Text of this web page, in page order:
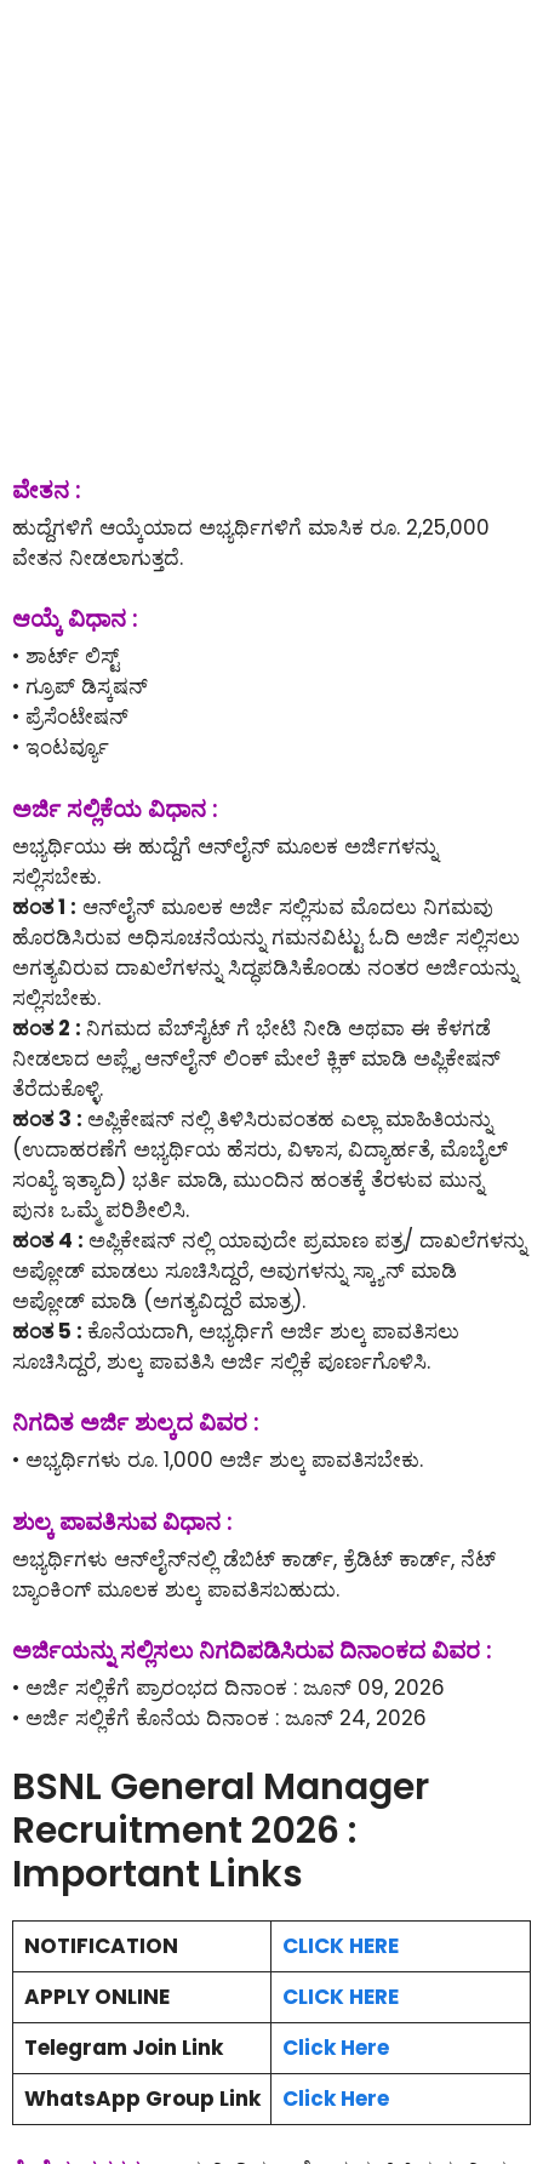
ವೇತನ :
ಹುದ್ದೆಗಳಿಗೆ ಆಯ್ಕೆಯಾದ ಅಭ್ಯರ್ಥಿಗಳಿಗೆ ಮಾಸಿಕ ರೂ. 2,25,000
ವೇತನ ನೀಡಲಾಗುತ್ತದೆ.
ಆಯ್ಕೆ ವಿಧಾನ :
• ಶಾರ್ಟ್ ಲಿಸ್ಟ್
• ಗ್ರೂಪ್ ಡಿಸ್ಕಷನ್
• ಪ್ರೆಸೆಂಟೇಷನ್
• ಇಂಟರ್ವ್ಯೂ
ಅರ್ಜಿ ಸಲ್ಲಿಕೆಯ ವಿಧಾನ :
ಅಭ್ಯರ್ಥಿಯು ಈ ಹುದ್ದೆಗೆ ಆನ್‌ಲೈನ್‌ ಮೂಲಕ ಅರ್ಜಿಗಳನ್ನು
ಸಲ್ಲಿಸಬೇಕು.
ಹಂತ 1 : ಆನ್‌ಲೈನ್‌ ಮೂಲಕ ಅರ್ಜಿ ಸಲ್ಲಿಸುವ ಮೊದಲು ನಿಗಮವು
ಹೊರಡಿಸಿರುವ ಅಧಿಸೂಚನೆಯನ್ನು ಗಮನವಿಟ್ಟು ಓದಿ ಅರ್ಜಿ ಸಲ್ಲಿಸಲು
ಅಗತ್ಯವಿರುವ ದಾಖಲೆಗಳನ್ನು ಸಿದ್ಧಪಡಿಸಿಕೊಂಡು ನಂತರ ಅರ್ಜಿಯನ್ನು
ಸಲ್ಲಿಸಬೇಕು.
ಹಂತ 2 : ನಿಗಮದ ವೆಬ್‌ಸೈಟ್ ಗೆ ಭೇಟಿ ನೀಡಿ ಅಥವಾ ಈ ಕೆಳಗಡೆ
ನೀಡಲಾದ ಅಪ್ಲೈ ಆನ್‌ಲೈನ್‌ ಲಿಂಕ್ ಮೇಲೆ ಕ್ಲಿಕ್ ಮಾಡಿ ಅಪ್ಲಿಕೇಷನ್
ತೆರೆದುಕೊಳ್ಳಿ.
ಹಂತ 3 : ಅಪ್ಲಿಕೇಷನ್ ನಲ್ಲಿ ತಿಳಿಸಿರುವಂತಹ ಎಲ್ಲಾ ಮಾಹಿತಿಯನ್ನು
(ಉದಾಹರಣೆಗೆ ಅಭ್ಯರ್ಥಿಯ ಹೆಸರು, ವಿಳಾಸ, ವಿದ್ಯಾರ್ಹತೆ, ಮೊಬೈಲ್
ಸಂಖ್ಯೆ ಇತ್ಯಾದಿ) ಭರ್ತಿ ಮಾಡಿ, ಮುಂದಿನ ಹಂತಕ್ಕೆ ತೆರಳುವ ಮುನ್ನ
ಪುನಃ ಒಮ್ಮೆ ಪರಿಶೀಲಿಸಿ.
ಹಂತ 4 : ಅಪ್ಲಿಕೇಷನ್ ನಲ್ಲಿ ಯಾವುದೇ ಪ್ರಮಾಣ ಪತ್ರ/ ದಾಖಲೆಗಳನ್ನು
ಅಪ್ಲೋಡ್ ಮಾಡಲು ಸೂಚಿಸಿದ್ದರೆ, ಅವುಗಳನ್ನು ಸ್ಕ್ಯಾನ್ ಮಾಡಿ
ಅಪ್ಲೋಡ್ ಮಾಡಿ (ಅಗತ್ಯವಿದ್ದರೆ ಮಾತ್ರ).
ಹಂತ 5 : ಕೊನೆಯದಾಗಿ, ಅಭ್ಯರ್ಥಿಗೆ ಅರ್ಜಿ ಶುಲ್ಕ ಪಾವತಿಸಲು
ಸೂಚಿಸಿದ್ದರೆ, ಶುಲ್ಕ ಪಾವತಿಸಿ ಅರ್ಜಿ ಸಲ್ಲಿಕೆ ಪೂರ್ಣಗೊಳಿಸಿ.
ನಿಗದಿತ ಅರ್ಜಿ ಶುಲ್ಕದ ವಿವರ :
• ಅಭ್ಯರ್ಥಿಗಳು ರೂ. 1,000 ಅರ್ಜಿ ಶುಲ್ಕ ಪಾವತಿಸಬೇಕು.
ಶುಲ್ಕ ಪಾವತಿಸುವ ವಿಧಾನ :
ಅಭ್ಯರ್ಥಿಗಳು ಆನ್‌ಲೈನ್‌ನಲ್ಲಿ ಡೆಬಿಟ್ ಕಾರ್ಡ್, ಕ್ರೆಡಿಟ್ ಕಾರ್ಡ್, ನೆಟ್
ಬ್ಯಾಂಕಿಂಗ್ ಮೂಲಕ ಶುಲ್ಕ ಪಾವತಿಸಬಹುದು.
ಅರ್ಜಿಯನ್ನು ಸಲ್ಲಿಸಲು ನಿಗದಿಪಡಿಸಿರುವ ದಿನಾಂಕದ ವಿವರ :
• ಅರ್ಜಿ ಸಲ್ಲಿಕೆಗೆ ಪ್ರಾರಂಭದ ದಿನಾಂಕ : ಜೂನ್ 09, 2026
• ಅರ್ಜಿ ಸಲ್ಲಿಕೆಗೆ ಕೊನೆಯ ದಿನಾಂಕ : ಜೂನ್ 24, 2026
BSNL General Manager
Recruitment 2026 :
Important Links
NOTIFICATION
CLICK HERE
APPLY ONLINE
CLICK HERE
Telegram Join Link
Click Here
WhatsApp Group Link
Click Here